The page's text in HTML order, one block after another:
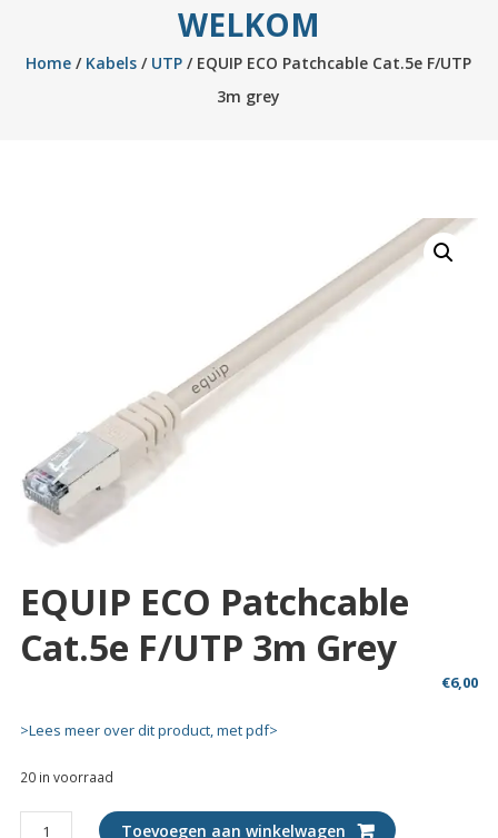
WELKOM
Home / Kabels / UTP / EQUIP ECO Patchcable Cat.5e F/UTP
3m grey
EQUIP ECO Patchcable
Cat.5e F/UTP 3m Grey
€6,00
>Lees meer over dit product, met pdf>
20 in voorraad
Toevoegen aan winkelwagen